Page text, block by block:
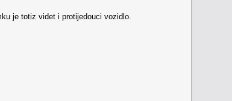
je totiz videt i protijedouci vozidlo.